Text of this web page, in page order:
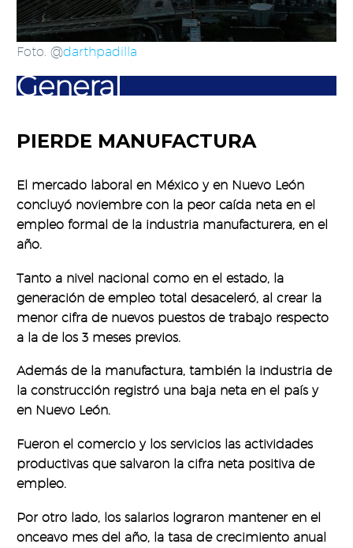
Foto. @darthpadilla
General
PIERDE MANUFACTURA
El mercado laboral en México y en Nuevo León
concluyó noviembre con la peor caída neta en el
empleo formal de la industria manufacturera, en el
año.
Tanto a nivel nacional como en el estado, la
generación de empleo total desaceleró, al crear la
menor cifra de nuevos puestos de trabajo respecto
a la de los 3 meses previos.
Además de la manufactura, también la industria de
la construcción registró una baja neta en el país y
en Nuevo León.
Fueron el comercio y los servicios las actividades
productivas que salvaron la cifra neta positiva de
empleo.
Por otro lado, los salarios lograron mantener en el
onceavo mes del año, la tasa de crecimiento anual